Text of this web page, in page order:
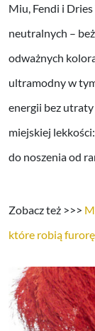
Miu, Fendi i
neutralnych –
odważnych
ultramodny w
energii bez utraty
miejskiej
do noszenia od
Zobacz też >>>
które robią